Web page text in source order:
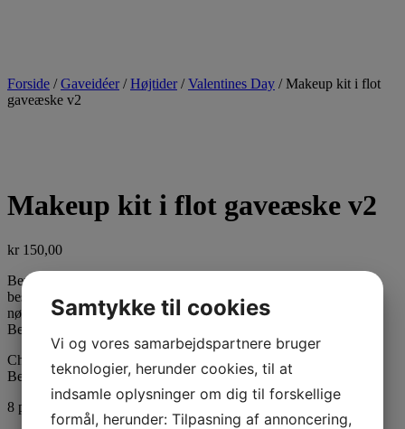
Forside /Gaveidéer /Højtider /Valentines Day / Makeup kit i flot
gaveæske v2
Makeup kit i flot gaveæske v2
kr 150,00
Bemærk: Vores chokolade er håndlavet og produceres efter
bestilling. Selvom en vare står som værende på lager, er den ikke
nødvendigvis færdigproduceret eller fysisk tilgængelig i butikken.
Bestil derfor gerne på forhånd, også ved afhentning i butik.
Chokoladen er produceret i 58 % mørk samt hvid chokolade Fra
Belgiske Callebaut
8 på lager
Samtykke til cookies
Vi og vores samarbejdspartnere bruger
teknologier, herunder cookies, til at
indsamle oplysninger om dig til forskellige
formål, herunder: Tilpasning af annoncering,